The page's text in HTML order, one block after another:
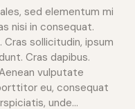
sed elementum mi
nisi in consequat.
Cras sollicitudin, ipsum
Cras dapibus.
vulputate
eu, consequat
unde…